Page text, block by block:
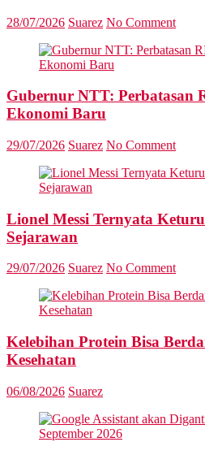
28/07/2026 Suarez No Comment
Gubernur NTT: Perbatasan
Ekonomi Baru
29/07/2026 Suarez No Comment
Lionel Messi Ternyata
Sejarawan
29/07/2026 Suarez No Comment
Kelebihan Protein Bisa
Kesehatan
06/08/2026 Suarez